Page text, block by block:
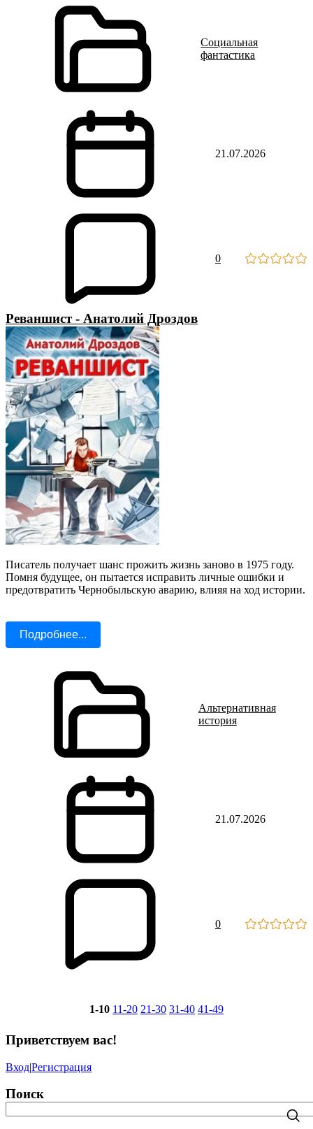
Социальная
фантастика
21.07.2026
0
Реваншист - Анатолий Дроздов
Писатель получает шанс прожить жизнь заново в 1975 году.
Помня будущее, он пытается исправить личные ошибки и
предотвратить Чернобыльскую аварию, влияя на ход истории.
Подробнее...
Альтернативная
история
21.07.2026
0
1-10 11-20 21-30 31-40 41-49
Приветствуем вас!
Вход|Регистрация
Поиск